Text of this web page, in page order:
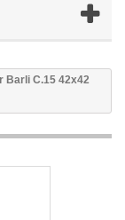
Barli C.15 42x42